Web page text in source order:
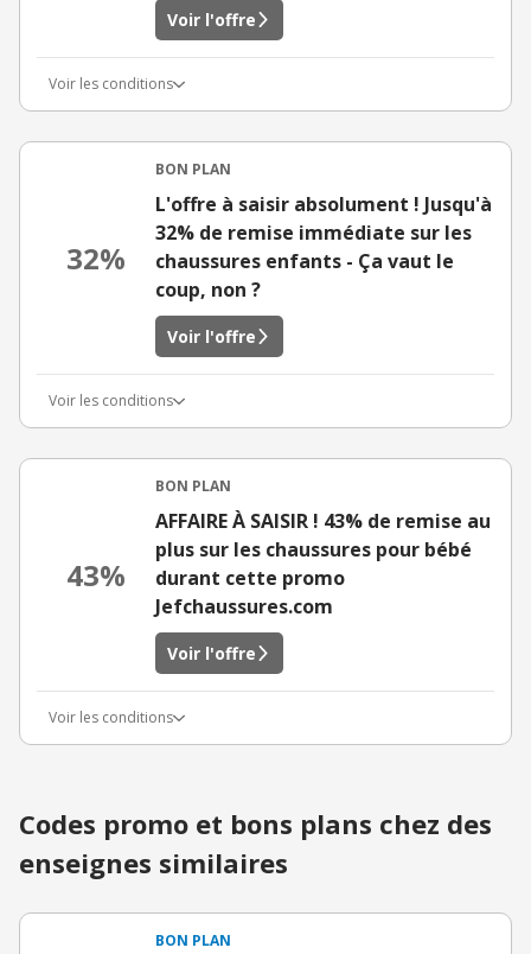
Voir l'offre
Voir les conditions
32%
BON PLAN
L'offre à saisir absolument ! Jusqu'à
32% de remise immédiate sur les
chaussures enfants - Ça vaut le
coup, non ?
Voir l'offre
Voir les conditions
43%
BON PLAN
AFFAIRE À SAISIR ! 43% de remise au
plus sur les chaussures pour bébé
durant cette promo
Jefchaussures.com
Voir l'offre
Voir les conditions
Codes promo et bons plans chez des
enseignes similaires
BON PLAN